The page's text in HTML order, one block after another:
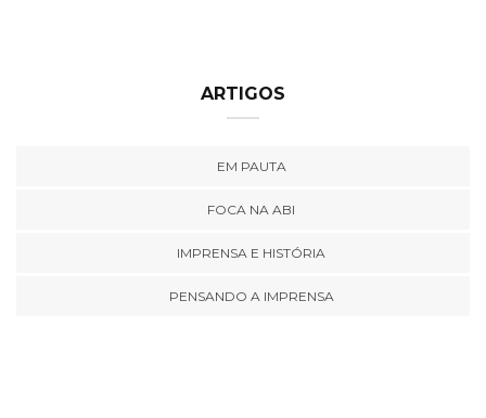
ARTIGOS
EM PAUTA
FOCA NA ABI
IMPRENSA E HISTÓRIA
PENSANDO A IMPRENSA